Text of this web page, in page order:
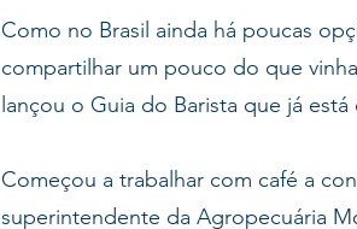
Como no Brasil ainda há poucas
compartilhar um pouco do que
lançou o Guia do Barista que já
Começou a trabalhar com café a
superintendente da Agropecuária